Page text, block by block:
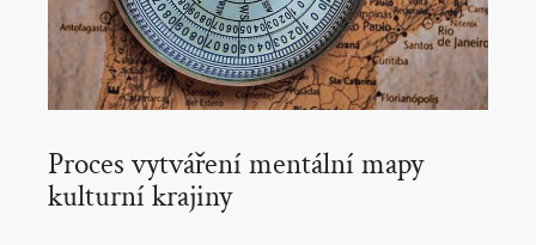
Proces vytváření mentální mapy
kulturní krajiny